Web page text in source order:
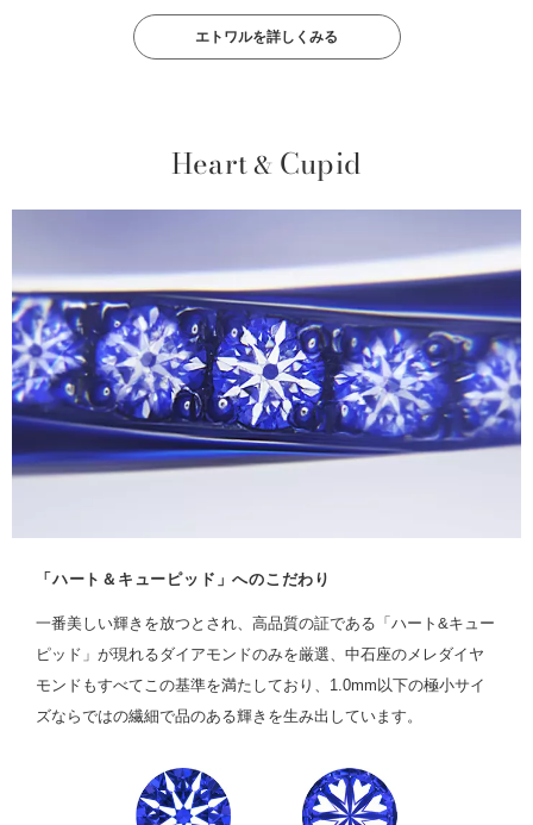
エトワルを詳しくみる
Heart& Cupid
「ハート＆キューピッド」へのこだわり
一番美しい輝きを放つとされ、高品質の証である「ハート&キュー
ピッド」が現れるダイアモンドのみを厳選、中石座のメレダイヤ
モンドもすべてこの基準を満たしており、1.0mm以下の極小サイ
ズならではの繊細で品のある輝きを生み出しています。